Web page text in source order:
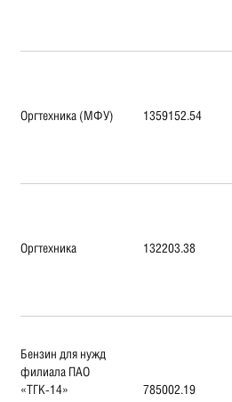
Оргтехника (МФУ) 1359152.54
Оргтехника 132203.38
Бензин для нужд
филиала ПАО
«ТГК-14»
785002.19